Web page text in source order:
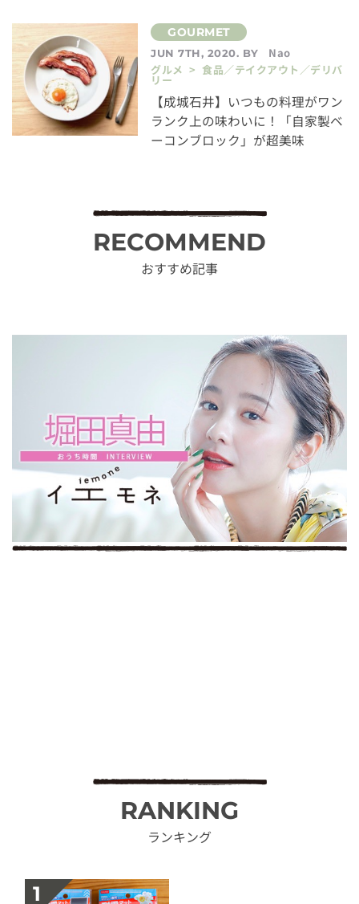
JUN 7TH, 2020. BY
Nao
グルメ > 食品／テイクアウト／デリバ
リー
【成城石井】いつもの料理がワン
ランク上の味わいに！「自家製ベ
ーコンブロック」が超美味
RECOMMEND
おすすめ記事
RANKING
ランキング